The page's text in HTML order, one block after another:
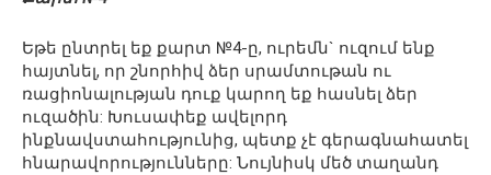
Եթե ընտրել եք քարտ №4-ը, ուրեմն` ուզում ենք
հայտնել, որ շնորհիվ ձեր սրամտութան ու
ռացիոնալության դուք կարող եք հասնել ձեր
ուզածին: Խուսափեք ավելորդ
ինքնավստահությունից, պետք չէ գերագնահատել
հնարավորությունները: Նույնիսկ մեծ տաղանդ